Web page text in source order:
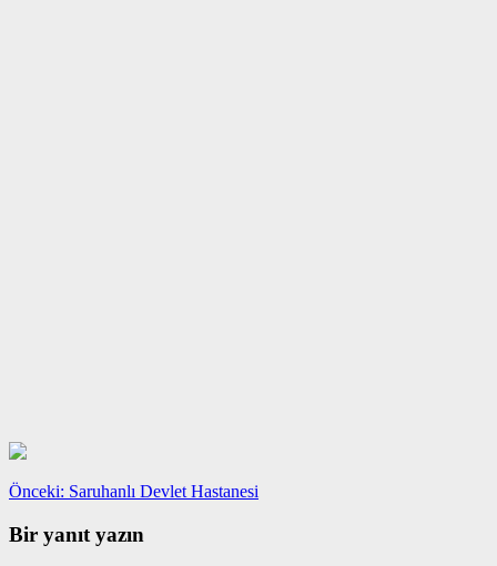
Yazı
gezinmesi
Önceki: Önceki
Saruhanlı Devlet Hastanesi
Bir yanıt yazın